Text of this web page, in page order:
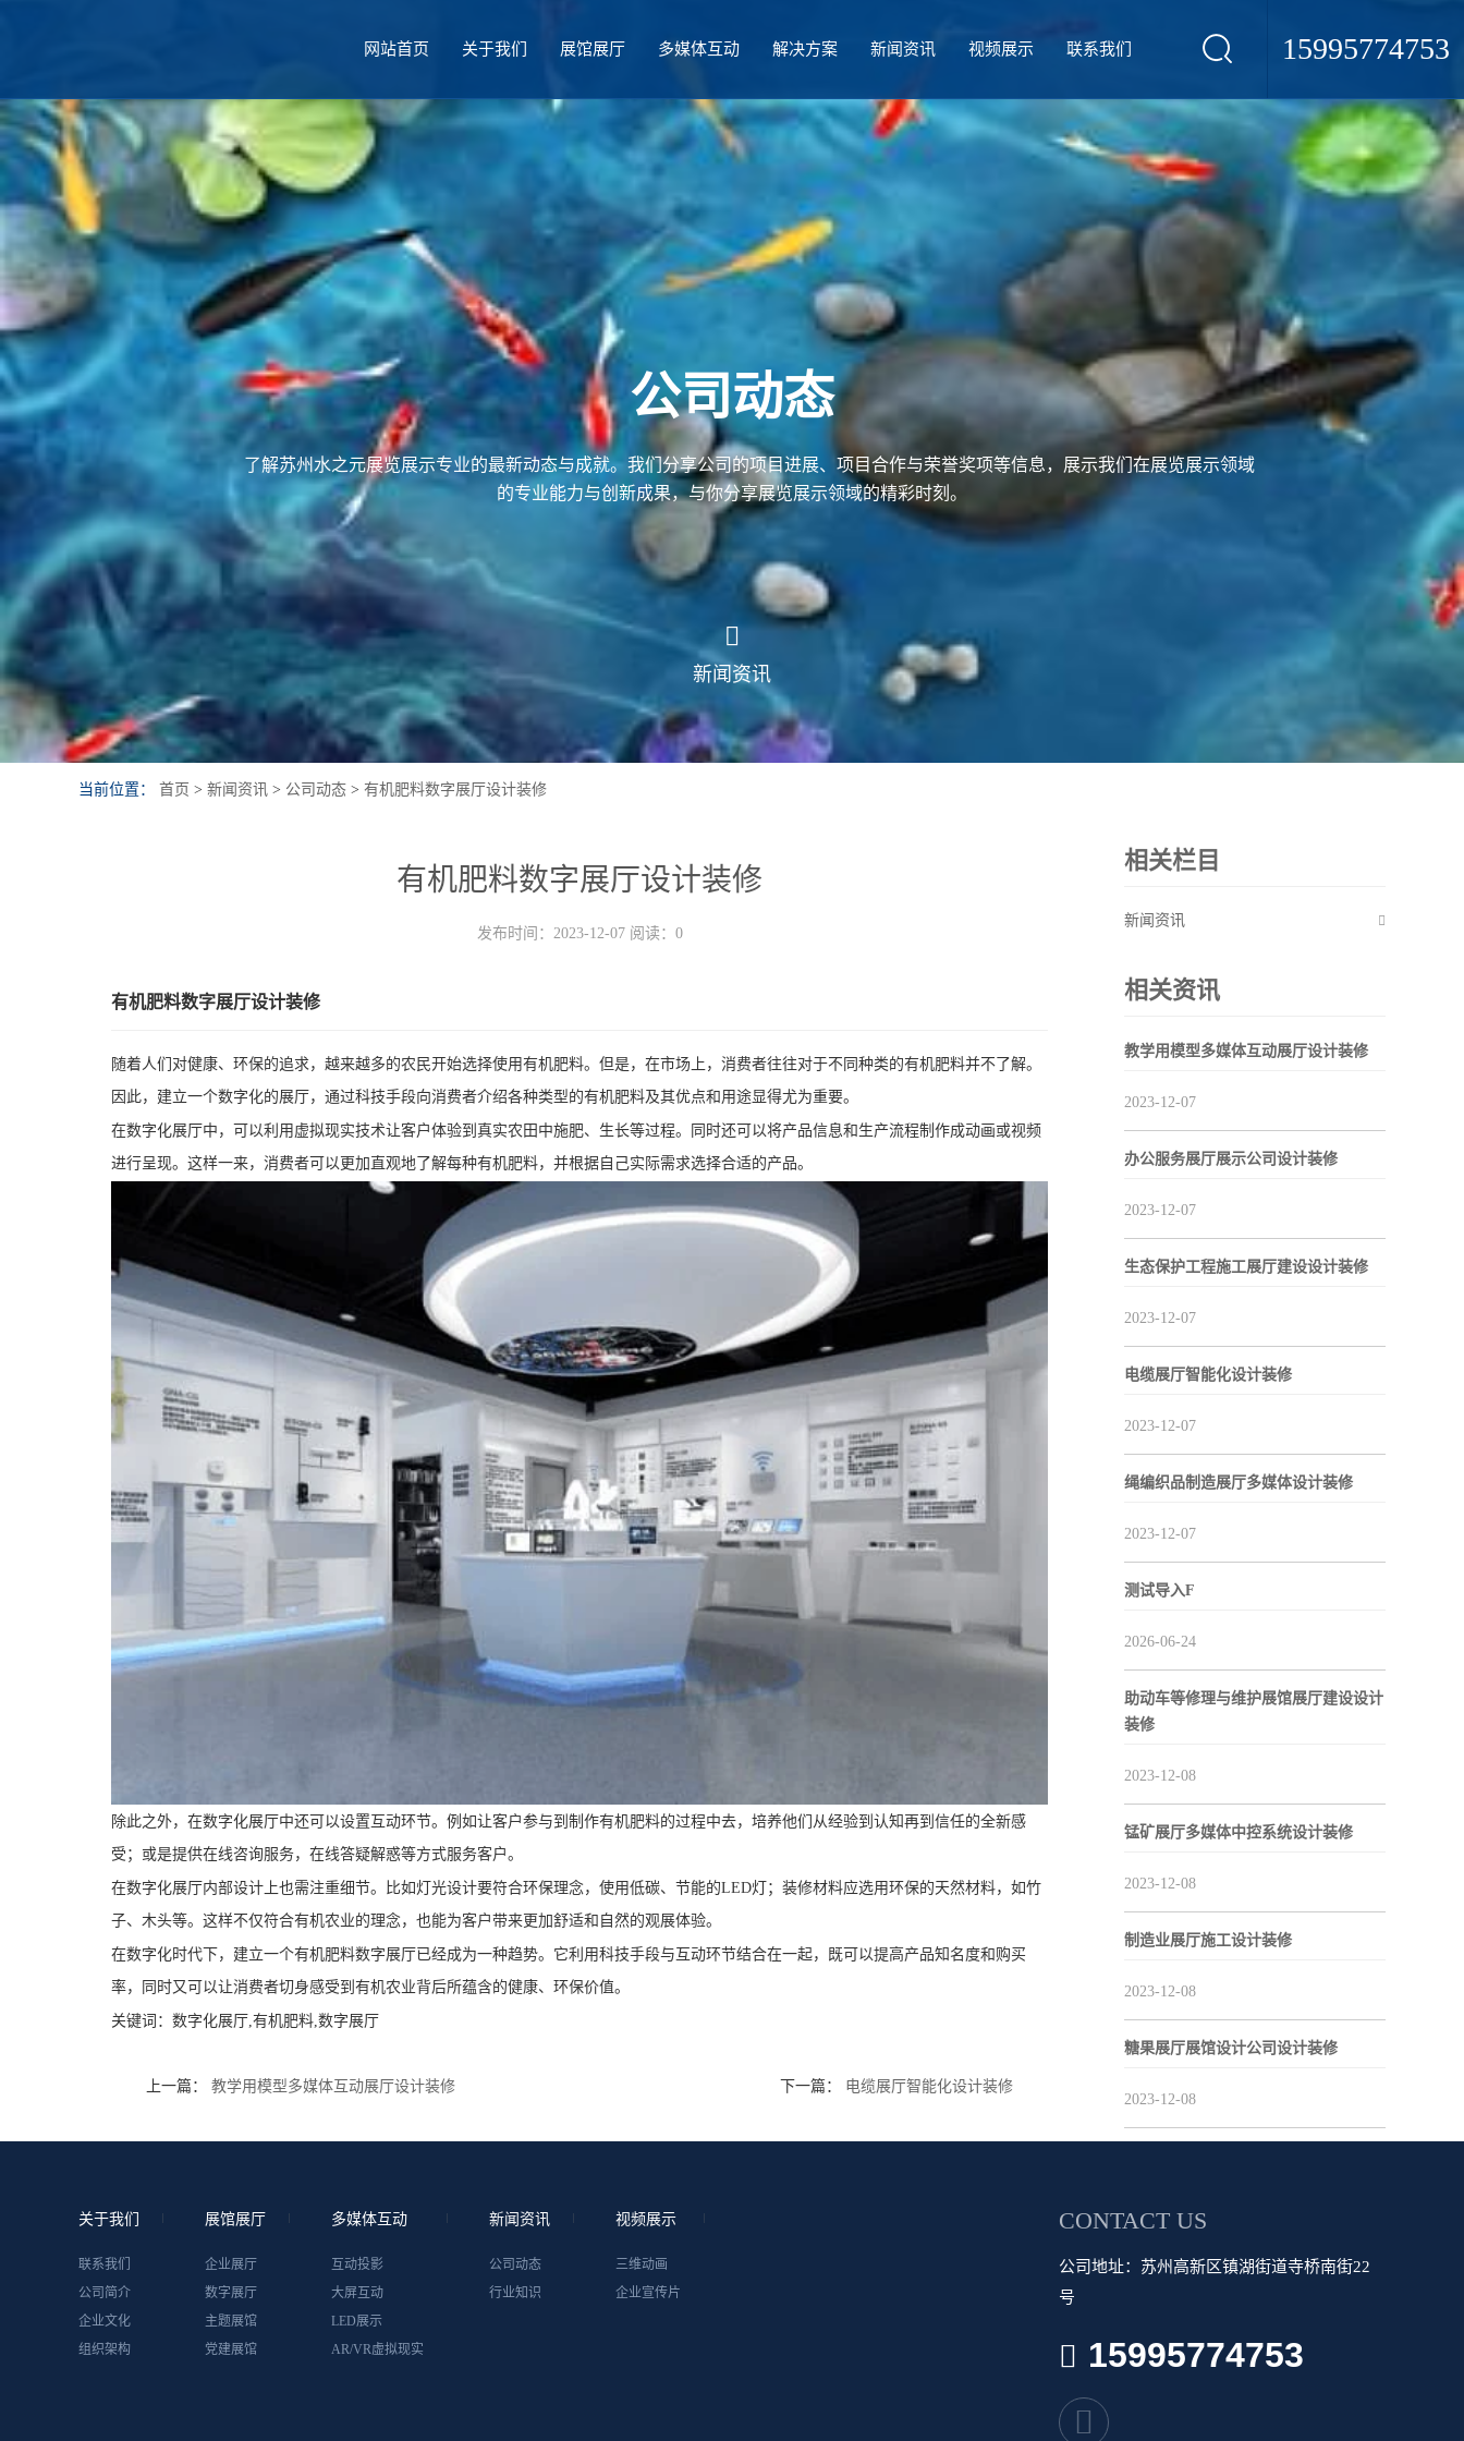
15995774753
网站首页 关于我们 展馆展厅 多媒体互动 解决方案 新闻资讯 视频展示 联系我们
公司动态
了解苏州水之元展览展示专业的最新动态与成就。我们分享公司的项目进展、项目合作与荣誉奖项等信息，展示我们在展览展示领域
的专业能力与创新成果，与你分享展览展示领域的精彩时刻。
新闻资讯
当前位置： 首页 > 新闻资讯 > 公司动态 > 有机肥料数字展厅设计装修
有机肥料数字展厅设计装修
发布时间：2023-12-07 阅读：0
有机肥料数字展厅设计装修
随着人们对健康、环保的追求，越来越多的农民开始选择使用有机肥料。但是，在市场上，消费者往往对于不同种类的有机肥料并不了解。
因此，建立一个数字化的展厅，通过科技手段向消费者介绍各种类型的有机肥料及其优点和用途显得尤为重要。
在数字化展厅中，可以利用虚拟现实技术让客户体验到真实农田中施肥、生长等过程。同时还可以将产品信息和生产流程制作成动画或视频
进行呈现。这样一来，消费者可以更加直观地了解每种有机肥料，并根据自己实际需求选择合适的产品。
除此之外，在数字化展厅中还可以设置互动环节。例如让客户参与到制作有机肥料的过程中去，培养他们从经验到认知再到信任的全新感
受；或是提供在线咨询服务，在线答疑解惑等方式服务客户。
在数字化展厅内部设计上也需注重细节。比如灯光设计要符合环保理念，使用低碳、节能的LED灯；装修材料应选用环保的天然材料，如竹
子、木头等。这样不仅符合有机农业的理念，也能为客户带来更加舒适和自然的观展体验。
在数字化时代下，建立一个有机肥料数字展厅已经成为一种趋势。它利用科技手段与互动环节结合在一起，既可以提高产品知名度和购买
率，同时又可以让消费者切身感受到有机农业背后所蕴含的健康、环保价值。
关键词： 数字化展厅,有机肥料,数字展厅
上一篇： 教学用模型多媒体互动展厅设计装修 下一篇： 电缆展厅智能化设计装修
相关栏目
新闻资讯
相关资讯
教学用模型多媒体互动展厅设计装修
2023-12-07
办公服务展厅展示公司设计装修
2023-12-07
生态保护工程施工展厅建设设计装修
2023-12-07
电缆展厅智能化设计装修
2023-12-07
绳编织品制造展厅多媒体设计装修
2023-12-07
测试导入F
2026-06-24
助动车等修理与维护展馆展厅建设设计
装修
2023-12-08
锰矿展厅多媒体中控系统设计装修
2023-12-08
制造业展厅施工设计装修
2023-12-08
糖果展厅展馆设计公司设计装修
2023-12-08
关于我们
联系我们
公司简介
企业文化
组织架构
展馆展厅
企业展厅
数字展厅
主题展馆
党建展馆
多媒体互动
互动投影
大屏互动
LED展示
AR/VR虚拟现实
新闻资讯
公司动态
行业知识
视频展示
三维动画
企业宣传片
CONTACT US
公司地址：苏州高新区镇湖街道寺桥南街22
号
15995774753